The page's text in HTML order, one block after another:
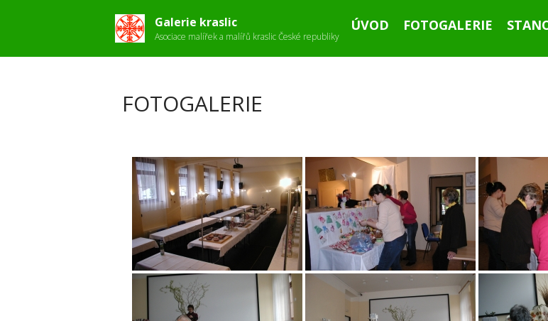
Galerie kraslic
Asociace malířek a malířů kraslic České republiky
ÚVOD FOTOGALERIE
FOTOGALERIE